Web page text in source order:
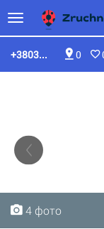
0
+3803...
4 фото
4 фото
4 фото
4 фото